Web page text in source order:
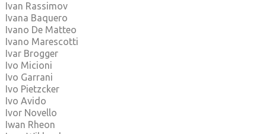
Ivan Rassimov
Ivana Baquero
Ivano De Matteo
Ivano Marescotti
Ivar Brogger
Ivo Micioni
Ivo Garrani
Ivo Pietzcker
Ivo Avido
Ivor Novello
Iwan Rheon